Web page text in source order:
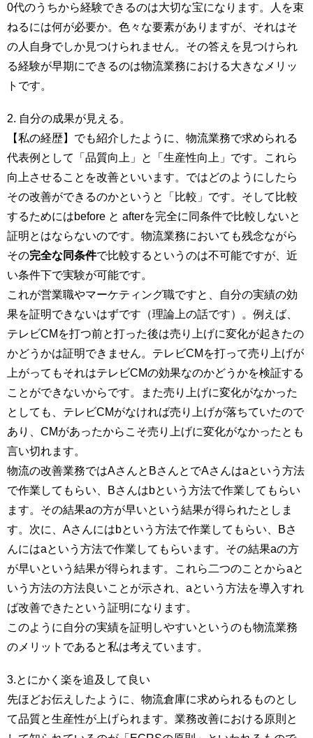
0代のうちから経験できるのは大切な宝になります。人を束
ねるには何が必要か。色々な要素がありますが、それはそ
の人自身でしか見つけられません。その答えを見つけられ
る経験が早期にできるのは物流業務における大きなメリッ
トです。
2. 自分の成果が見える。
【私の経歴】でも紹介したように、物流業務で求められる
代表例として「品質向上」と「生産性向上」です。これら
向上させることを改善といいます。ではどのようにしたら
その改善ができるのかというと「比較」です。そして比較
するためにはbefore と afterを完全に同条件で比較しないと
証明とはならないのです。物流業務においても残念ながら
その完全な同条件で比較するというのは不可能ですが、近
い条件下で実験が可能です。
これが営業職やマーケティング職ですと、自分の実績の効
果を証明できないはずです（理論上の話です）。例えば、
テレビCMを打つ前と打った後は売り上げに変化が起きたの
かどうかは証明できません。テレビCMを打って売り上げが
上がってもそれはテレビCMの効果なのかどうかを検証する
ことができないからです。また売り上げに変化がなかった
としても、テレビCMがなければ売り上げが落ちていたので
あり、CMがあったからこそ売り上げに変化がなかったとも
言い切れます。
物流の改善業務ではAさんとBさんとでAさんはaという方法
で作業してもらい、Bさんはbという方法で作業してもらい
ます。その結果aの方が早いという結果が得られたとしま
す。次に、Aさんにはbという方法で作業してもらい、Bさ
んにはaという方法で作業してもらいます。その結果aの方
が早いという結果が得られます。これら二つのことからaと
いう方法の方法良いことが示され、aという方法を導入すれ
ば改善できたという証明になります。
このように自分の実績を証明しやすいというのも物流業務
のメリットであると私は考えています。
3.とにかく楽を追及して良い
先ほどお伝えしたように、物流倉庫に求められるものとし
て品質と生産性が上げられます。業務改善における原則と